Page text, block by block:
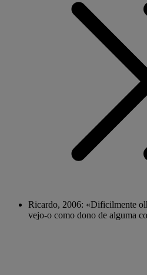
Ricardo, 2006: «Dificilmente
vejo-o como dono de alguma